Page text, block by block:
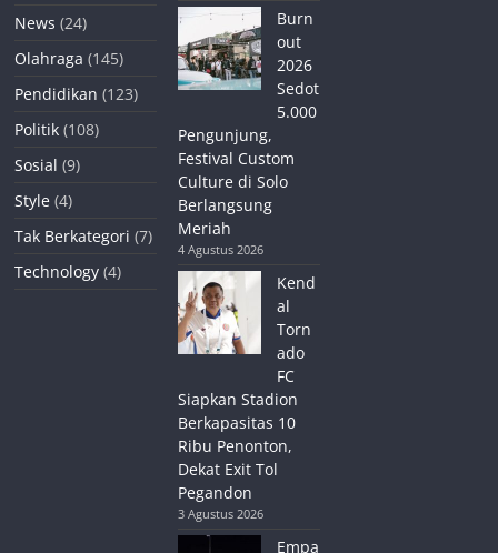
News (24)
Olahraga (145)
Pendidikan (123)
Politik (108)
Sosial (9)
Style (4)
Tak Berkategori (7)
Technology (4)
Burn
out
2026
Sedot
5.000
Pengunjung,
Festival Custom
Culture di Solo
Berlangsung
Meriah
4 Agustus 2026
Kend
al
Torn
ado
FC
Siapkan Stadion
Berkapasitas 10
Ribu Penonton,
Dekat Exit Tol
Pegandon
3 Agustus 2026
Empa